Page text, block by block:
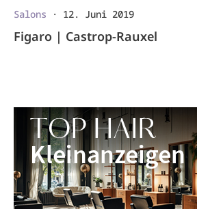
Salons · 12. Juni 2019
Figaro | Castrop-Rauxel